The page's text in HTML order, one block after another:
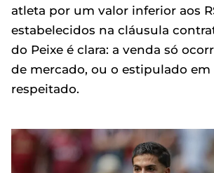
atleta por um valor inferior aos
estabelecidos na cláusula
do Peixe é clara: a venda só
de mercado, ou o estipulado
respeitado.